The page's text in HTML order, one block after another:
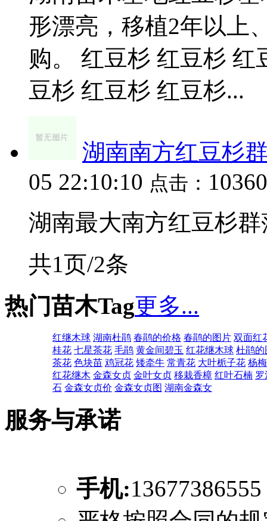
形漂亮，移植2年以上
购。 红豆杉 红豆杉 红
豆杉 红豆杉 红豆杉...
湖南南方红豆杉
05 22:10:10 点击：
湖南最大南方红豆杉
共1页/2条
热门苗木Tag更多...
红继木球 湖南杜鹃 春鹃的价格 春鹃的图片 双面红
桂花 七星茶花 毛鹃 黄金间碧玉 红花继木球 杜鹃的
茶花 色块苗 鸡冠花 矮牵牛 常青花 大叶栀子花 杨梅
红花继木 金森女贞 金叶女贞 移栽香樟 红叶石楠 罗
石 金森女贞价 金森女贞图 湖南金森女
服务与承诺
手机: